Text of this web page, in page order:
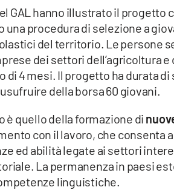
GAL hanno illustrato il progetto
una procedura di selezione a
del territorio. Le persone
dei settori dell’agricoltura
di 4 mesi. Il progetto ha durata
della borsa 60 giovani.
è quello della formazione di
con il lavoro, che consenta
ed abilità legate ai settori
La permanenza in paesi
linguistiche.